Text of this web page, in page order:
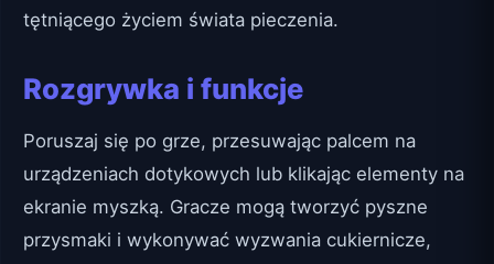
tętniącego życiem świata pieczenia.
Rozgrywka i funkcje
Poruszaj się po grze, przesuwając palcem na
urządzeniach dotykowych lub klikając elementy na
ekranie myszką. Gracze mogą tworzyć pyszne
przysmaki i wykonywać wyzwania cukiernicze,